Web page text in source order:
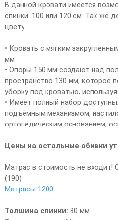
В данной кровати имеется
спинки: 100 или 120 см. Так же
цвету.
• Кровать с мягким
мм
• Опоры 150 мм создают над
пространство 130 мм, которое
уборку под кроватью,
• Имеет полный набор
подъёмным механизмом,
ортопедическим основанием,
Цены на остальные обивки
Матрас в стоимость не входит!
(190)
Матрасы 1200
Толщина спинки: 80 мм